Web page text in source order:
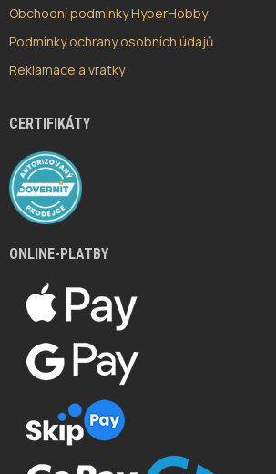
Obchodní podmínky HyperHobby
Podmínky ochrany osobních údajů
Reklamace a vratky
CERTIFIKÁTY
ONLINE-PLATBY